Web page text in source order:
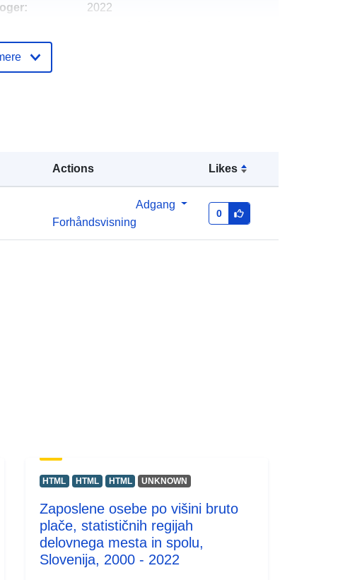
Actions Likes
Adgang
Forhåndsvisning
0
2022
HTML HTML HTML UNKNOWN
Zaposlene osebe po višini bruto
plače, statističnih regijah
delovnega mesta in spolu,
Slovenija, 2000 - 2022